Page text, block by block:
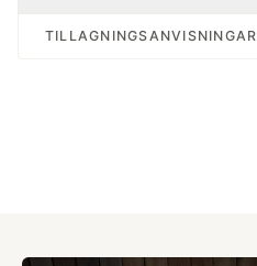
TILLAGNINGSANVISNINGAR